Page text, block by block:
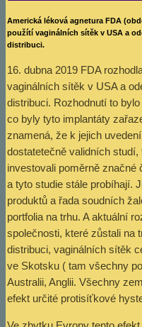
Americká léková agnetura FDA
použítí vaginálních sítěk v USA a
distribuci.
16. dubna 2019 FDA
vaginálních sítěk v USA a
distribuci. Rozhodnutí to
co byly tyto implantáty
znamená, že k jejich
dostatetečně validních
investovali poměrně
a tyto studie stále probíhají.
produktů a řada soudních
portfolia na trhu. A aktuální
společnosti, které zůstali na
distribuci, vaginálních sítěk
ve Skotsku ( tam všechny
Australii, Anglii. Všechny
efekt určité protisíťkové